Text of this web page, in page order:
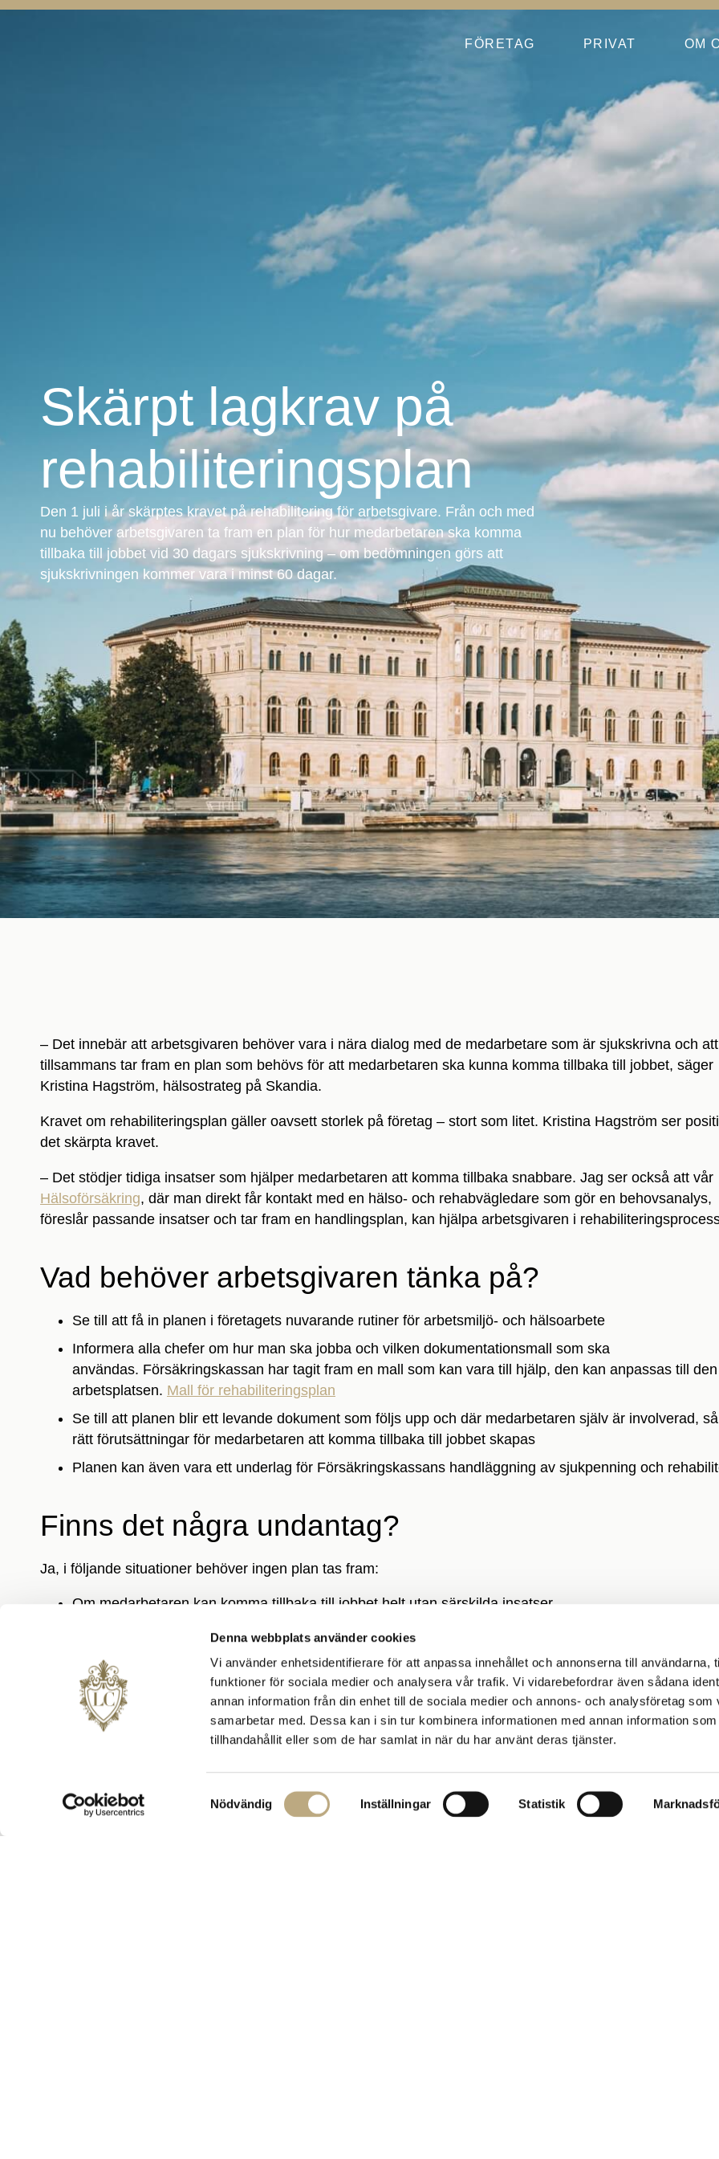
Denna webbplats använder cookies
Vi använder enhetsidentifierare för att anpassa innehållet och annonserna till användarna,
funktioner för sociala medier och analysera vår trafik. Vi vidarebefordrar även sådana
annan information från din enhet till de sociala medier och annons- och analysföretag som
samarbetar med. Dessa kan i sin tur kombinera informationen med annan information
tillhandahållit eller som de har samlat in när du har använt deras tjänster.
Samtyckesval
Nödvändig Inställningar Statistik
FÖRETAG PRIVAT OM
Skärpt lagkrav på
rehabiliteringsplan
Den 1 juli i år skärptes kravet på rehabilitering för arbetsgivare. Från och med
nu behöver arbetsgivaren ta fram en plan för hur medarbetaren ska komma
tillbaka till jobbet vid 30 dagars sjukskrivning – om bedömningen görs att
sjukskrivningen kommer vara i minst 60 dagar.
– Det innebär att arbetsgivaren behöver vara i nära dialog med de medarbetare som är sjukskrivna och
tillsammans tar fram en plan som behövs för att medarbetaren ska kunna komma tillbaka till jobbet, säger
Kristina Hagström, hälsostrateg på Skandia.
Kravet om rehabiliteringsplan gäller oavsett storlek på företag – stort som litet. Kristina Hagström ser
det skärpta kravet.
– Det stödjer tidiga insatser som hjälper medarbetaren att komma tillbaka snabbare. Jag ser också att vår
Hälsoförsäkring, där man direkt får kontakt med en hälso- och rehabvägledare som gör en behovsanalys,
föreslår passande insatser och tar fram en handlingsplan, kan hjälpa arbetsgivaren i
Vad behöver arbetsgivaren tänka på?
Se till att få in planen i företagets nuvarande rutiner för arbetsmiljö- och hälsoarbete
Informera alla chefer om hur man ska jobba och vilken dokumentationsmall som ska
användas. Försäkringskassan har tagit fram en mall som kan vara till hjälp, den kan anpassas till
arbetsplatsen. Mall för rehabiliteringsplan
Se till att planen blir ett levande dokument som följs upp och där medarbetaren själv är involverad,
rätt förutsättningar för medarbetaren att komma tillbaka till jobbet skapas
Planen kan även vara ett underlag för Försäkringskassans handläggning av sjukpenning och
Finns det några undantag?
Ja, i följande situationer behöver ingen plan tas fram:
Om medarbetaren kan komma tillbaka till jobbet helt utan särskilda insatser
Om medarbetarens hälsa bedöms vara så dålig att en plan inte kan tas fram för tillfället
Om medarbetaren inte förväntas kunna komma tillbaka till jobbet oavsett insatser
Kan företag få bidrag eller hjälp för att följa det
Om ett företag behöver få hjälp att ta fram och genomföra en plan går det att söka stöd hos
Upp till 10 000 kronor per medarbetare och år, max 200 000 kronor per företag och år.Här kan du läsa